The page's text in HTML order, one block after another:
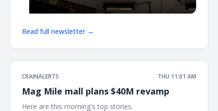
Read full newsletter →
CRAINALERTS THU 11:01 AM
Mag Mile mall plans $40M revamp
Here are this morning's top stories. ͏ ‌ ͏ ‌ ͏ ‌ ͏ ‌ ͏ ‌ ͏ ‌ ͏ ‌ ͏ ‌ ͏ ‌ ͏ ‌ ͏ ‌ ͏ ‌ ͏ ‌ ͏ ‌ ͏ ‌ ͏ ‌